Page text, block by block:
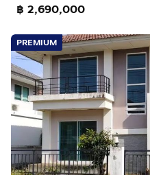
฿ 2,690,000
PREMIUM